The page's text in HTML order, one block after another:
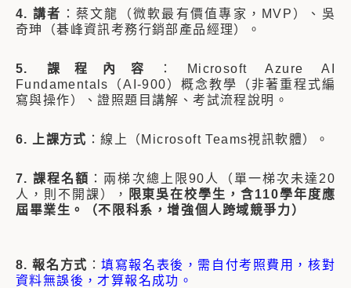
4. 講者 ：蔡文龍（微軟最有價值專家，MVP）、吳
奇珅（碁峰資訊考務行銷部產品經理）。
5. 課程內容
：Microsoft Azure AI
Fundamentals（AI-900）概念教學（非著重程式編
寫與操作）、證照題目講解、考試流程說明。
6. 上課方式 ：線上（Microsoft Teams視訊軟體）。
7. 課程名額 ：兩梯次總上限90人（單一梯次未達20
人，則不開課），
限東吳在校學生，含110學年度應
屆畢業生。（不限科系，增強個人跨域競爭力）
8. 報名方式 ：填寫報名表後，需自付考照費用，核對
資料無誤後，才算報名成功。